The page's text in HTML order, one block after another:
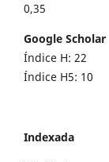
0,35
Google Scholar
Índice H: 22
Índice H5: 10
Indexada